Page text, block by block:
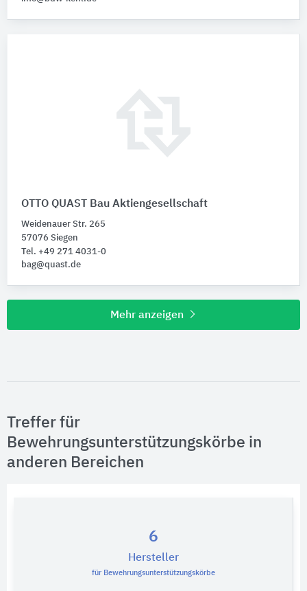
OTTO QUAST Bau Aktiengesellschaft
Weidenauer Str. 265
57076 Siegen
Tel. +49 271 4031-0
bag@quast.de
Mehr anzeigen
Treffer für
Bewehrungsunterstützungskörbe in
anderen Bereichen
6
Hersteller
für Bewehrungsunterstützungskörbe